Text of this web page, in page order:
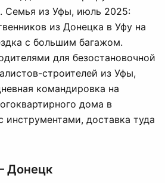
Семья из Уфы, июль 2025:
из Донецка в Уфу на
с большим багажом.
для безостановочной
строителей из Уфы,
командировка на
дома в
доставка туда
Донецк